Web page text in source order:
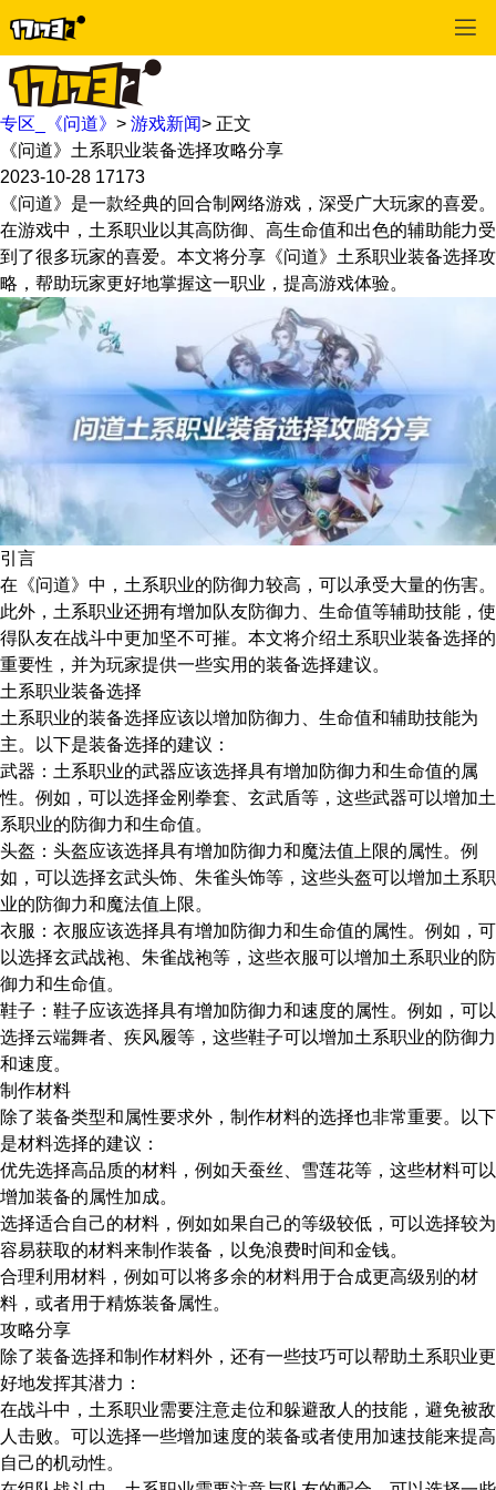
专区_《问道》 > 游戏新闻> 正文
《问道》土系职业装备选择攻略分享
2023-10-28 17173
《问道》是一款经典的回合制网络游戏，深受广大玩家的喜爱。
在游戏中，土系职业以其高防御、高生命值和出色的辅助能力受
到了很多玩家的喜爱。本文将分享《问道》土系职业装备选择攻
略，帮助玩家更好地掌握这一职业，提高游戏体验。
引言
在《问道》中，土系职业的防御力较高，可以承受大量的伤害。
此外，土系职业还拥有增加队友防御力、生命值等辅助技能，使
得队友在战斗中更加坚不可摧。本文将介绍土系职业装备选择的
重要性，并为玩家提供一些实用的装备选择建议。
土系职业装备选择
土系职业的装备选择应该以增加防御力、生命值和辅助技能为
主。以下是装备选择的建议：
武器：土系职业的武器应该选择具有增加防御力和生命值的属
性。例如，可以选择金刚拳套、玄武盾等，这些武器可以增加土
系职业的防御力和生命值。
头盔：头盔应该选择具有增加防御力和魔法值上限的属性。例
如，可以选择玄武头饰、朱雀头饰等，这些头盔可以增加土系职
业的防御力和魔法值上限。
衣服：衣服应该选择具有增加防御力和生命值的属性。例如，可
以选择玄武战袍、朱雀战袍等，这些衣服可以增加土系职业的防
御力和生命值。
鞋子：鞋子应该选择具有增加防御力和速度的属性。例如，可以
选择云端舞者、疾风履等，这些鞋子可以增加土系职业的防御力
和速度。
制作材料
除了装备类型和属性要求外，制作材料的选择也非常重要。以下
是材料选择的建议：
优先选择高品质的材料，例如天蚕丝、雪莲花等，这些材料可以
增加装备的属性加成。
选择适合自己的材料，例如如果自己的等级较低，可以选择较为
容易获取的材料来制作装备，以免浪费时间和金钱。
合理利用材料，例如可以将多余的材料用于合成更高级别的材
料，或者用于精炼装备属性。
攻略分享
除了装备选择和制作材料外，还有一些技巧可以帮助土系职业更
好地发挥其潜力：
在战斗中，土系职业需要注意走位和躲避敌人的技能，避免被敌
人击败。可以选择一些增加速度的装备或者使用加速技能来提高
自己的机动性。